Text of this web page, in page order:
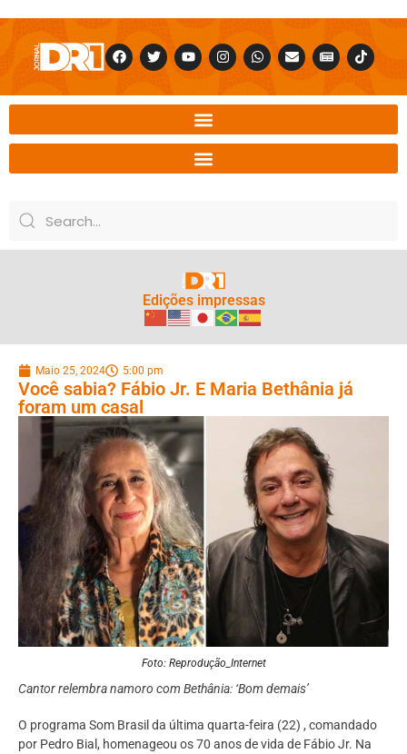
Edições impressas
Maio 25, 2024 5:00 pm
Você sabia? Fábio Jr. E Maria Bethânia já
foram um casal
Foto: Reprodução_Internet
Cantor relembra namoro com Bethânia: ‘Bom demais’
O programa Som Brasil da última quarta-feira (22) , comandado
por Pedro Bial, homenageou os 70 anos de vida de Fábio Jr. Na